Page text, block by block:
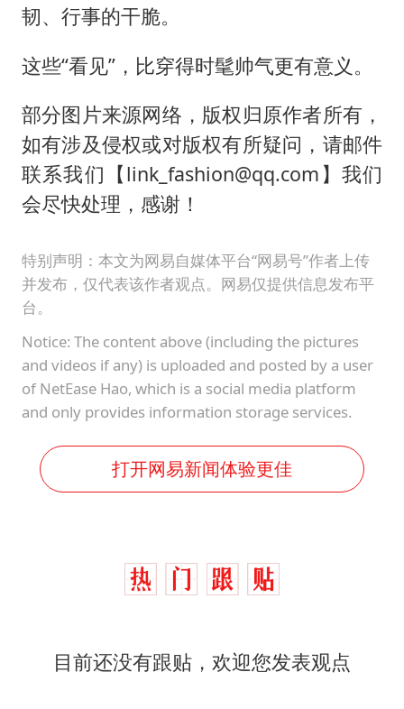
韧、行事的干脆。
这些“看见”，比穿得时髦帅气更有意义。
部分图片来源网络，版权归原作者所有，
如有涉及侵权或对版权有所疑问，请邮件
联系我们【link_fashion@qq.com】我们
会尽快处理，感谢！
特别声明：本文为网易自媒体平台“网易号”作者上传
并发布，仅代表该作者观点。网易仅提供信息发布平
台。
Notice: The content above (including the pictures
and videos if any) is uploaded and posted by a user
of NetEase Hao, which is a social media platform
and only provides information storage services.
打开网易新闻体验更佳
目前还没有跟贴，欢迎您发表观点